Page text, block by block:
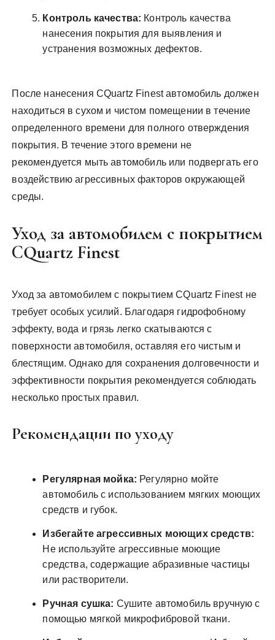
Контроль качества: Контроль качества
нанесения покрытия для выявления и
устранения возможных дефектов.
После нанесения CQuartz Finest автомобиль должен
находиться в сухом и чистом помещении в течение
определенного времени для полного отверждения
покрытия. В течение этого времени не
рекомендуется мыть автомобиль или подвергать его
воздействию агрессивных факторов окружающей
среды.
Уход за автомобилем с покрытием
CQuartz Finest
Уход за автомобилем с покрытием CQuartz Finest не
требует особых усилий. Благодаря гидрофобному
эффекту, вода и грязь легко скатываются с
поверхности автомобиля, оставляя его чистым и
блестящим. Однако для сохранения долговечности и
эффективности покрытия рекомендуется соблюдать
несколько простых правил.
Рекомендации по уходу
Регулярная мойка: Регулярно мойте
автомобиль с использованием мягких моющих
средств и губок.
Избегайте агрессивных моющих средств:
Не используйте агрессивные моющие
средства, содержащие абразивные частицы
или растворители.
Ручная сушка: Сушите автомобиль вручную с
помощью мягкой микрофибровой ткани.